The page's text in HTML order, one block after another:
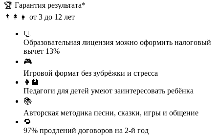
🏆 Гарантия результата*
👨‍👩‍👧 от 3 до 12 лет
📃
Образовательная лицензия можно оформить налоговый
вычет 13%
🎮
Игровой формат без зубрёжки и стресса
👩‍🏫
Педагоги для детей умеют заинтересовать ребёнка
📚
Авторская методика песни, сказки, игры и общение
🔁
97% продлений договоров на 2-й год